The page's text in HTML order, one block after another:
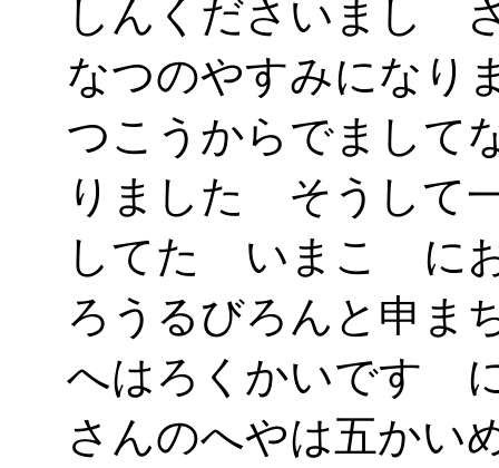
しんくださいまし
なつのやすみになり
つこうからでまして
りました そうして
してたゞいまこゝ
ろうるびろんと申
へはろくかいです
さんのへやは五か